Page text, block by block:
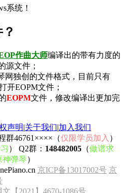
系统！
作曲大师编译出的带有力度的
源文件；
网独创的文件格式，目前只有
开EOPM文件；
EOPM文件，修改编译出更加完
声明|关于我们|加入我们
群46761××××（仅限学员加入 ）
） Q2群： 148482005 （做谱求
神弹琴）
京ICP备13017002号 京
文【2021】4670-1086号